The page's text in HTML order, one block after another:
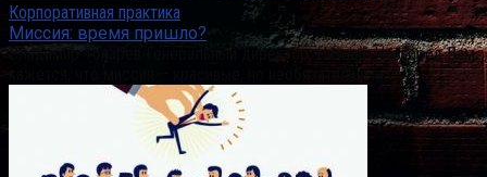
Корпоративная практика
Миссия: время пришло?
Владимир Токарев Генеральный директор, Нижний Новгород Вам
кажется, что миссия – красивые, но необязательные